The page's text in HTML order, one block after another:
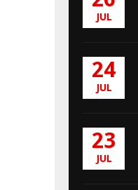
JUL
24
JUL
23
JUL